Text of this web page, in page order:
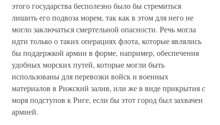
этого государства бесполезно было бы стремиться
лишить его подвоза морем, так как в этом для него не
могло заключаться смертельной опасности. Речь могла
идти только о таких операциях флота, которые являлись
бы поддержкой армии в форме, например, обеспечения
удобных морских путей, которые могли быть
использованы для перевозки войск и военных
материалов в Рижский залив, или же в виде прикрытия с
моря подступов к Риге, если бы этот город был захвачен
армией.